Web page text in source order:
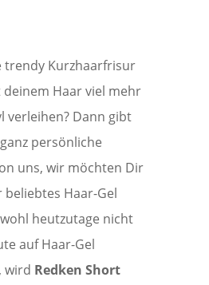
trendy Kurzhaarfrisur
Haar viel mehr
verleihen? Dann gibt
persönliche
uns, wir möchten Dir
Haar-Gel
heutzutage nicht
auf Haar-Gel
wird Redken Short